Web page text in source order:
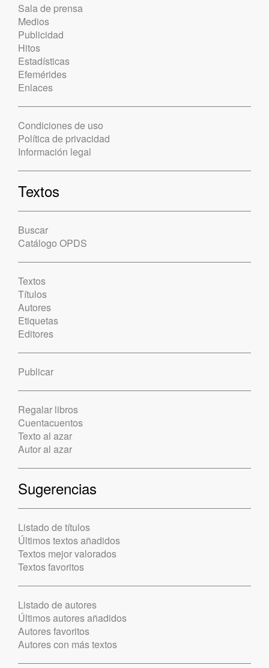
Sala de prensa
Medios
Publicidad
Hitos
Estadísticas
Efemérides
Enlaces
Condiciones de uso
Política de privacidad
Información legal
Textos
Buscar
Catálogo OPDS
Textos
Títulos
Autores
Etiquetas
Editores
Publicar
Regalar libros
Cuentacuentos
Texto al azar
Autor al azar
Sugerencias
Listado de títulos
Últimos textos añadidos
Textos mejor valorados
Textos favoritos
Listado de autores
Últimos autores añadidos
Autores favoritos
Autores con más textos